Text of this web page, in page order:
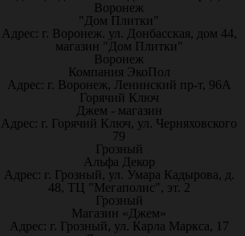
Воронеж
"Дом Плитки"
Адрес: г. Воронеж. ул. Донбасская, дом 44,
магазин "Дом Плитки"
Воронеж
Компания ЭкоПол
Адрес: г. Воронеж, Ленинский пр-т, 96А
Горячий Ключ
Джем - магазин
Адрес: г. Горячий Ключ, ул. Черняховского
79
Грозный
Альфа Декор
Адрес: г. Грозный, ул. Умара Кадырова, д.
48, ТЦ "Мегаполис", эт. 2
Грозный
Магазин «Джем»
Адрес: г. Грозный, ул. Карла Маркса, 17